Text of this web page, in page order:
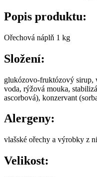
Popis produktu:
Ořechová náplň 1 kg
Složení:
glukózovo-fruktózový sirup,
voda, rýžová mouka,
ascorbová), konzervant
Alergeny:
vlašské ořechy a výrobky z
Velikost: